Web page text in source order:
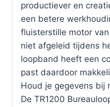
productiever en
een betere
fluisterstille motor
niet afgeleid tijdens
loopband heeft een
past daardoor
Houd je gegevens bij
De TR1200